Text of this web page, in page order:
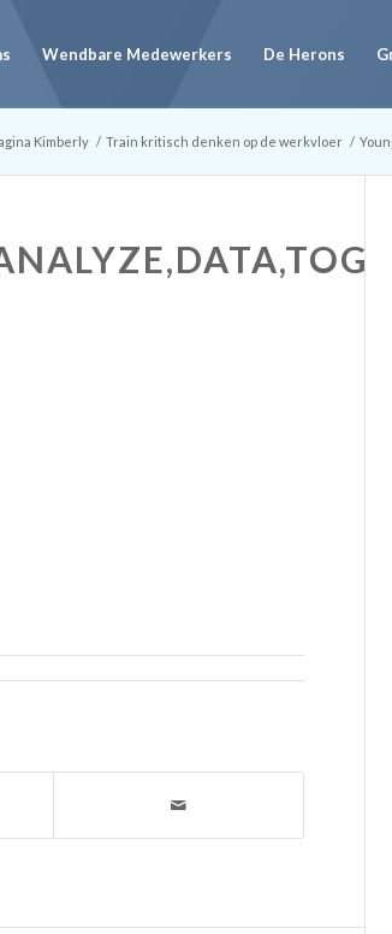
Wendbare Medewerkers De Herons
Kimberly / Train kritisch denken op de werkvloer /